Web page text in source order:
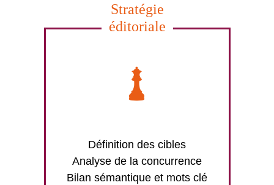
Stratégie
éditoriale
Définition des cibles
Analyse de la concurrence
Bilan sémantique et mots clé